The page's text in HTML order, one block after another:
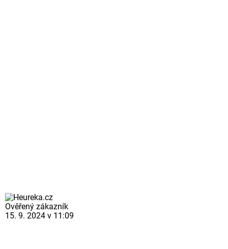
Ověřený zákazník
15. 9. 2024 v 11:09